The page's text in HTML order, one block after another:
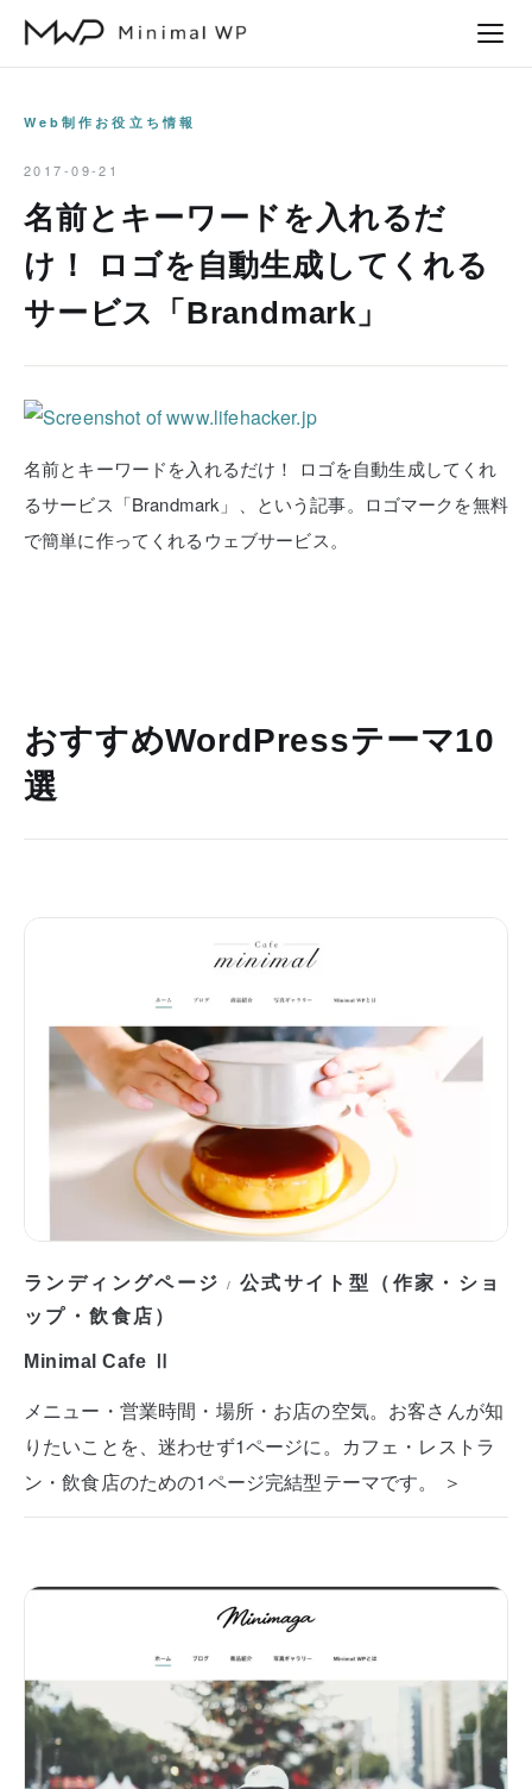
Web制作お役立ち情報
2017-09-21
名前とキーワードを入れるだ
け！ ロゴを自動生成してくれる
サービス「Brandmark」
名前とキーワードを入れるだけ！ ロゴを自動生成してくれ
るサービス「Brandmark」、という記事。ロゴマークを無料
で簡単に作ってくれるウェブサービス。
おすすめWordPressテーマ10
選
ランディングページ / 公式サイト型（作家・ショ
ップ・飲食店）
Minimal Cafe Ⅱ
メニュー・営業時間・場所・お店の空気。お客さんが知
りたいことを、迷わせず1ページに。カフェ・レストラ
ン・飲食店のための1ページ完結型テーマです。 ＞